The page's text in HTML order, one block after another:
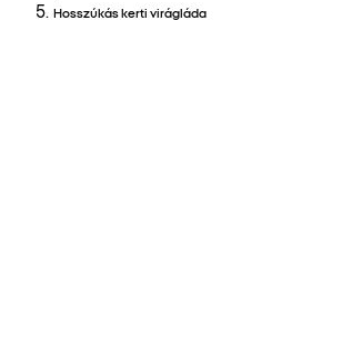
Hosszúkás kerti virágláda